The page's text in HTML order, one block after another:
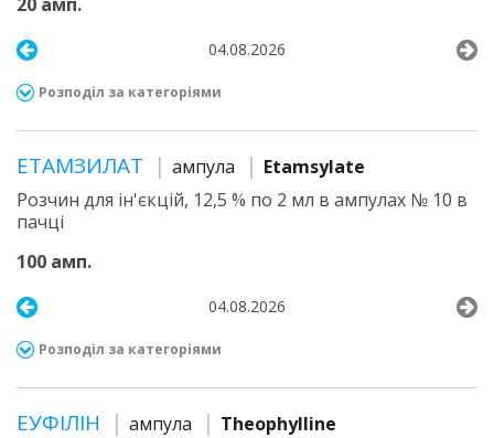
04.08.2026
Розподіл за категоріями
ЕТАМЗИЛАТ ампула
Etamsylate
Розчин для ін'єкцій, 12,5 % по 2 мл в ампулах № 10 в
пачці
100 амп.
04.08.2026
Розподіл за категоріями
ЕУФІЛІН ампула
Theophylline